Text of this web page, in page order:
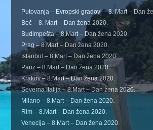
Putovanja – Evropski gradovi – 8. Mart – Dan
Beč – 8. Mart – Dan žena 2020.
Budimpešta – 8.Mart – Dan žena 2020.
Prag – 8.Mart – Dan žena 2020.
Istanbul – 8.Mart – Dan žena 2020.
Pariz – 8.Mart – Dan žena 2020.
Krakov – 8.Mart – Dan žena 2020.
Severna Italija – 8.Mart – Dan žena 2020.
Milano – 8.Mart – Dan žena 2020.
Rim – 8.Mart – Dan žena 2020.
Venecija – 8.Mart – Dan žena 2020.